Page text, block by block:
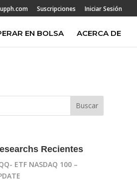
Suscripciones Iniciar Sesión
EN BOLSA ACERCA DE
Recientes
ETF NASDAQ 100 –